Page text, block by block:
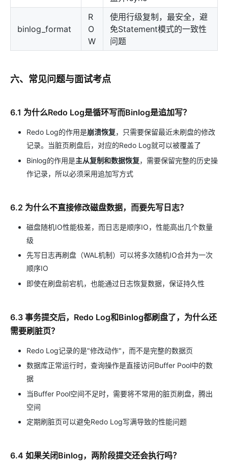
binlog_format
R
O
W
使用行级复制，最安全，避
免Statement模式的一致性
问题
六、常见问题与面试考点
6.1 为什么Redo Log是循环写而Binlog是追加写？
Redo Log的作用是崩溃恢复，只需要保留最近未刷盘的修改
记录。当脏页刷盘后，对应的Redo Log就可以被覆盖了
Binlog的作用是主从复制和数据恢复，需要保留完整的历史操
作记录，所以必须采用追加写方式
6.2 为什么不直接修改磁盘数据，而要先写日志？
磁盘随机IO性能极差，而日志是顺序IO，性能高出几个数量
级
先写日志再刷盘（WAL机制）可以将多次随机IO合并为一次
顺序IO
即使在刷盘前宕机，也能通过日志恢复数据，保证持久性
6.3 事务提交后，Redo Log和Binlog都刷盘了，为什么还
需要刷脏页？
Redo Log记录的是"修改动作"，而不是完整的数据页
数据库正常运行时，查询操作是直接访问Buffer Pool中的数
据
当Buffer Pool空间不足时，需要将不常用的脏页刷盘，腾出
空间
定期刷脏页可以避免Redo Log写满导致的性能问题
6.4 如果关闭Binlog，两阶段提交还会执行吗？